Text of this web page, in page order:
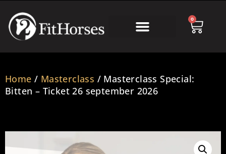
0
Home / Masterclass / Masterclass Special:
Bitten – Ticket 26 september 2026